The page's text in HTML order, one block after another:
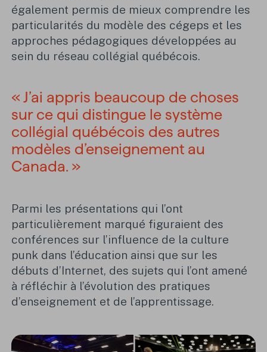
également permis de mieux comprendre les
particularités du modèle des cégeps et les
approches pédagogiques développées au
sein du réseau collégial québécois.
« J’ai appris beaucoup de choses
sur ce qui distingue le système
collégial québécois des autres
modèles d’enseignement au
Canada. »
Parmi les présentations qui l’ont
particulièrement marqué figuraient des
conférences sur l’influence de la culture
punk dans l’éducation ainsi que sur les
débuts d’Internet, des sujets qui l’ont amené
à réfléchir à l’évolution des pratiques
d’enseignement et de l’apprentissage.